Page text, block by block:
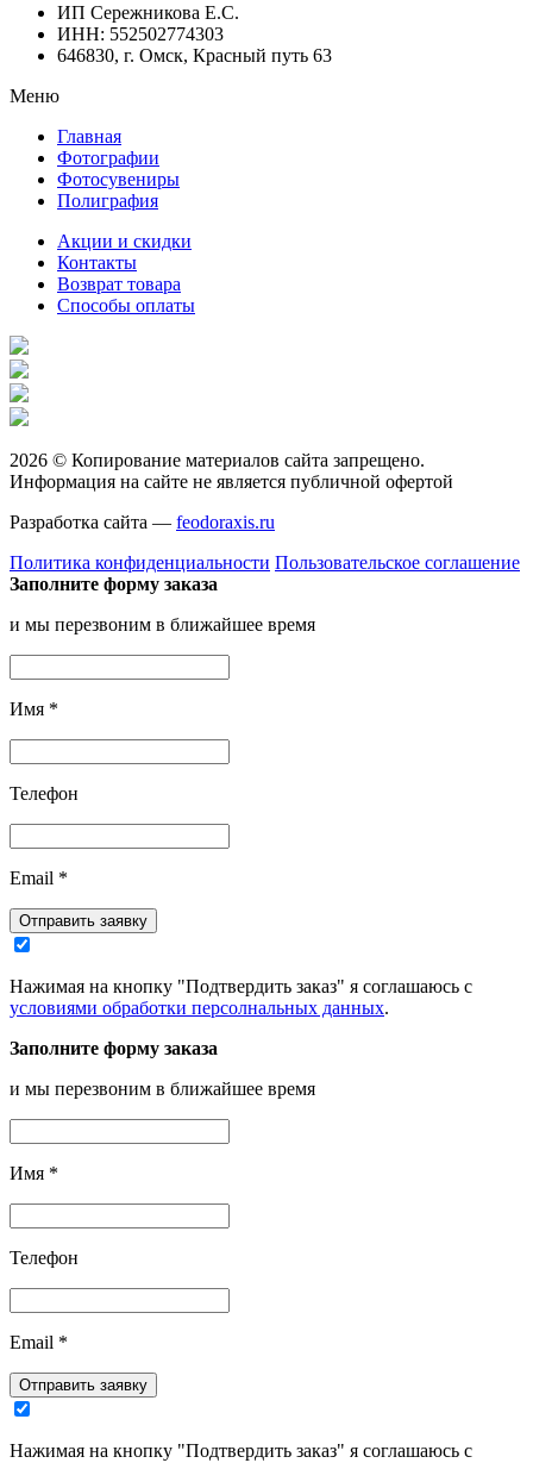
ИП Сережникова Е.С.
ИНН: 552502774303
646830, г. Омск, Красный путь 63
Меню
Главная
Фотографии
Фотосувениры
Полиграфия
Акции и скидки
Контакты
Возврат товара
Способы оплаты
2026 © Копирование материалов сайта запрещено.
Информация на сайте не является публичной офертой
Разработка сайта — feodoraxis.ru
Политика конфиденциальности Пользовательское соглашение
Заполните форму заказа
и мы перезвоним в ближайшее время
Имя *
Телефон
Email *
Отправить заявку
Нажимая на кнопку "Подтвердить заказ" я соглашаюсь с
условиями обработки персолнальных данных.
Заполните форму заказа
и мы перезвоним в ближайшее время
Имя *
Телефон
Email *
Отправить заявку
Нажимая на кнопку "Подтвердить заказ" я соглашаюсь с